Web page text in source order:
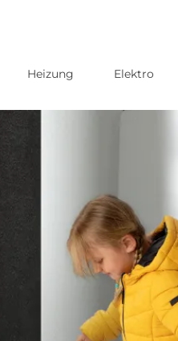
Heizung Elektro